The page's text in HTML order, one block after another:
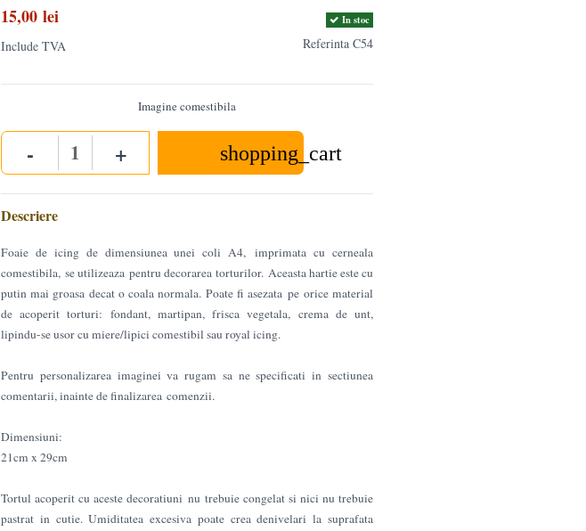
Referinta C54
In stoc
15,00 lei
Include TVA
Imagine comestibila
- Quantity
+ shopping_cart
Descriere
Foaie de icing de dimensiunea unei coli A4, imprimata cu cerneala
comestibila, se utilizeaza pentru decorarea torturilor. Aceasta hartie este cu
putin mai groasa decat o coala normala. Poate fi asezata pe orice material
de acoperit torturi: fondant, martipan, frisca vegetala, crema de unt,
lipindu-se usor cu miere/lipici comestibil sau royal icing.
Pentru personalizarea imaginei va rugam sa ne specificati in sectiunea
comentarii, inainte de finalizarea comenzii.
Dimensiuni:
21cm x 29cm
Tortul acoperit cu aceste decoratiuni nu trebuie congelat si nici nu trebuie
pastrat in cutie. Umiditatea excesiva poate crea denivelari la suprafata